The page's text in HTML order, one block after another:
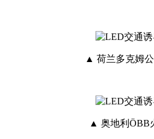
▲ 荷兰多克姆
▲ 奥地利ÖBB